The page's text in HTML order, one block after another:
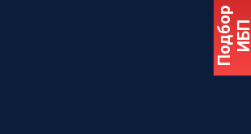
Подбор